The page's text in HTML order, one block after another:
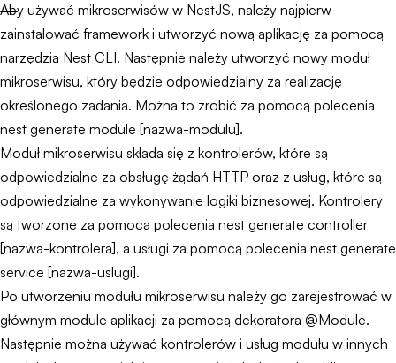
Aby używać mikroserwisów w NestJS, należy najpierw
zainstalować framework i utworzyć nową aplikację za pomocą
narzędzia Nest CLI. Następnie należy utworzyć nowy moduł
mikroserwisu, który będzie odpowiedzialny za realizację
określonego zadania. Można to zrobić za pomocą polecenia
nest generate module [nazwa-modulu].
Moduł mikroserwisu składa się z kontrolerów, które są
odpowiedzialne za obsługę żądań HTTP oraz z usług, które są
odpowiedzialne za wykonywanie logiki biznesowej. Kontrolery
są tworzone za pomocą polecenia nest generate controller
[nazwa-kontrolera], a usługi za pomocą polecenia nest generate
service [nazwa-uslugi].
Po utworzeniu modułu mikroserwisu należy go zarejestrować w
głównym module aplikacji za pomocą dekoratora @Module.
Następnie można używać kontrolerów i usług modułu w innych